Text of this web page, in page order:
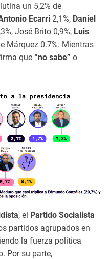
un 5,2% de
Ecarri 2,1%, Daniel
José Brito 0,9%, Luis
Márquez 0.7%. Mientras
que “no sabe” o
, el Partido Socialista
partidos agrupados en
la fuerza política
Por su parte,